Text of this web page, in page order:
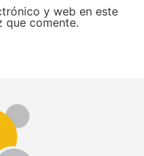
y web en este
que comente.